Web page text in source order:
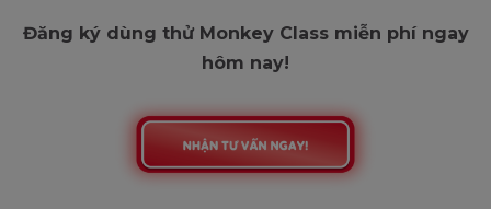
Đăng ký dùng thử Monkey Class miễn phí ngay
hôm nay!